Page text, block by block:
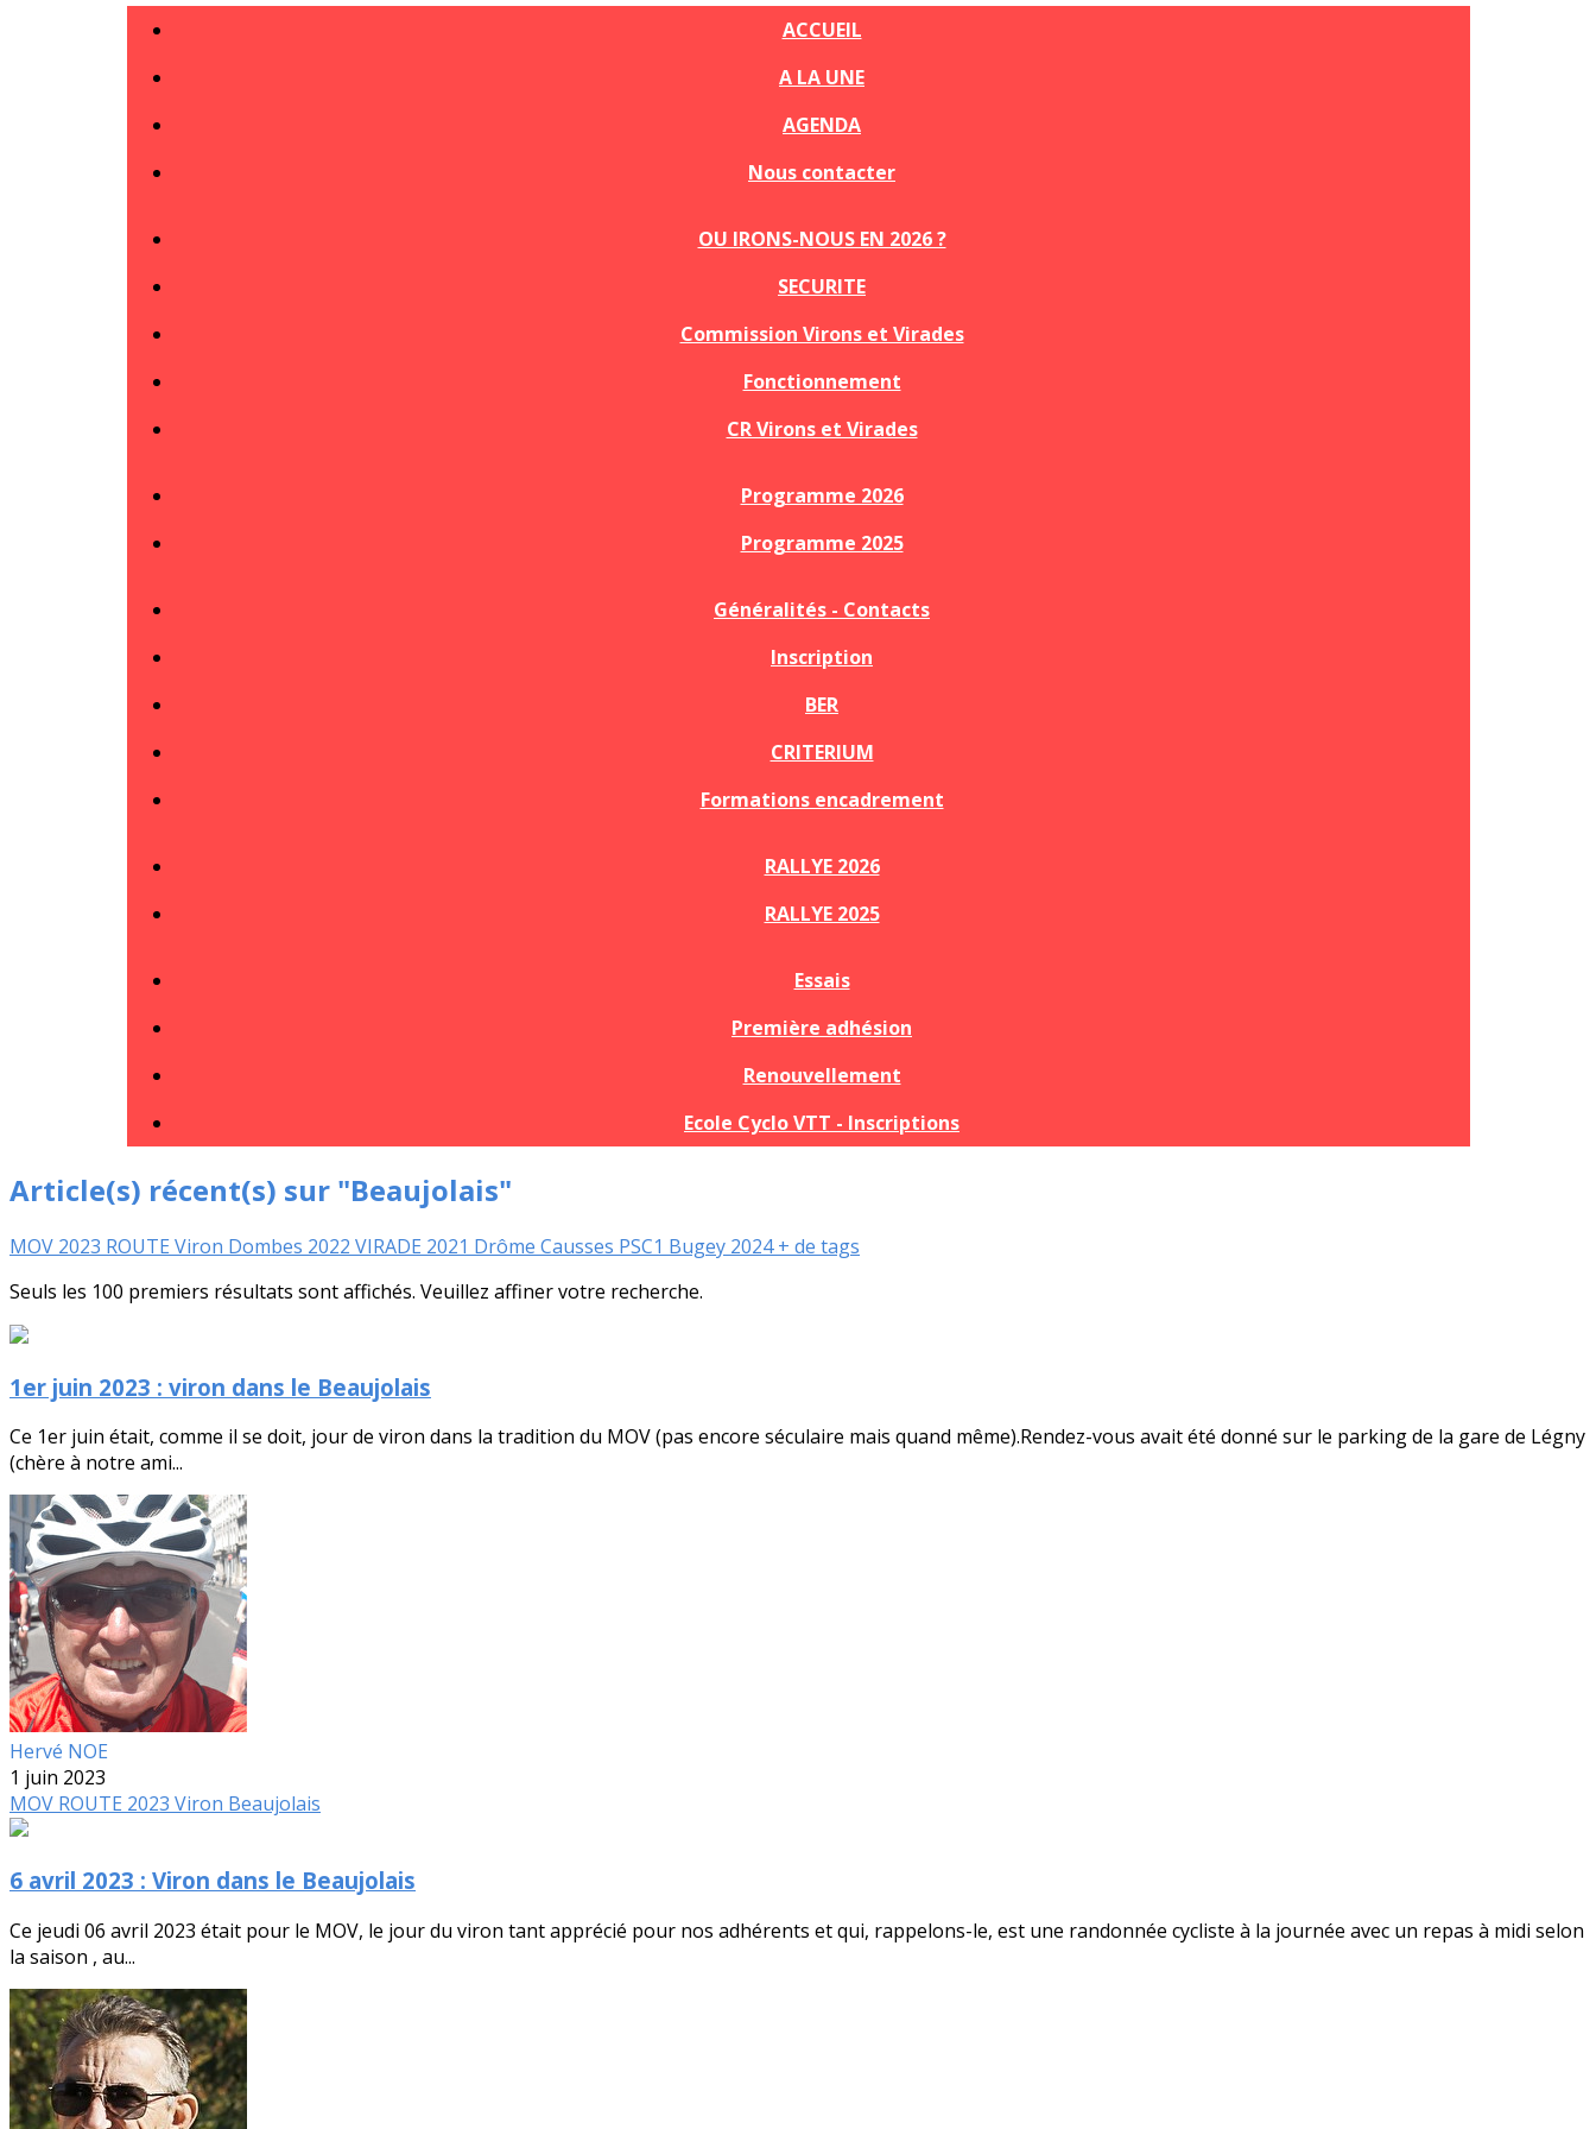
ACCUEIL
A LA UNE
AGENDA
Nous contacter
OU IRONS-NOUS EN 2026 ?
SECURITE
Commission Virons et Virades
Fonctionnement
CR Virons et Virades
Programme 2026
Programme 2025
Généralités - Contacts
Inscription
BER
CRITERIUM
Formations encadrement
RALLYE 2026
RALLYE 2025
Essais
Première adhésion
Renouvellement
Ecole Cyclo VTT - Inscriptions
Article(s) récent(s) sur "Beaujolais"
MOV 2023 ROUTE Viron Dombes 2022 VIRADE 2021 Drôme Causses PSC1 Bugey 2024+ de tags
Seuls les 100 premiers résultats sont affichés. Veuillez affiner votre recherche.
1er juin 2023 : viron dans le Beaujolais
Ce 1er juin était, comme il se doit, jour de viron dans la tradition du MOV (pas encore séculaire mais quand même).Rendez-vous avait été donné sur le parking de la gare de Légny
(chère à notre ami...
Hervé NOE
1 juin 2023
MOV ROUTE 2023 Viron Beaujolais
6 avril 2023 : Viron dans le Beaujolais
Ce jeudi 06 avril 2023 était pour le MOV, le jour du viron tant apprécié pour nos adhérents et qui, rappelons-le, est une randonnée cycliste à la journée avec un repas à midi selon
la saison , au...